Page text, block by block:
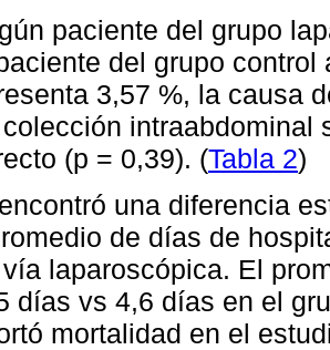
paciente del grupo
del grupo
3,57 %, la causa
intraabdominal
(p = 0,39). (Tabla 2)
una diferencia
de días de
laparoscópica. El
días vs 4,6 días en el
mortalidad en el